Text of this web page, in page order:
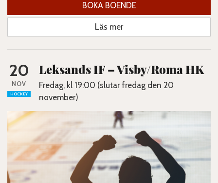
BOKA BOENDE
Läs mer
20
NOV
HOCKEY
Leksands IF – Visby/Roma HK
Fredag, kl 19:00 (slutar fredag den 20
november)